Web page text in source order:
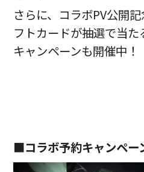
さらに、コラボPV公開
フトカードが抽選で当
キャンペーンも開催中！
■コラボ予約キャンペー